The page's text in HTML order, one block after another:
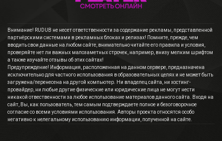
Внимание! RUDUB не несет ответственности за содержание рекламы, представленной
партнёрскими системами в рекламных блоках и релизах! Помните, прежде, чем
вводить свои данные на любом сайте, внимательно читайте его правила и условия,
проверяйте нет ли важных малозаметных строчек, например, внизу мелким шрифтом
а также изучайте отзывы об этих сайтах!
Предупреждение! Информация, расположенная на данном сервере, предназначена
исключительно для частного использования в образовательных целях и не может быть
загружена/перенесена на другой компьютер. Ни владелец сайта, ни хостинг-
провайдер, ни любые другие физические или юридические лица не могут нести
никакой отвественности за любое использование материалов данного сайта. Входя на
сайт, Вы, как пользователь, тем самым подтверждаете полное и безоговорочное
согласие со всеми условиями использования. Авторы проекта относятся особо
негативно к нелегальному использованию информации, полученной на сайте.